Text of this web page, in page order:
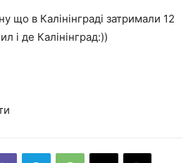
що в Калінінграді затримали 12
і де Калінінград:))